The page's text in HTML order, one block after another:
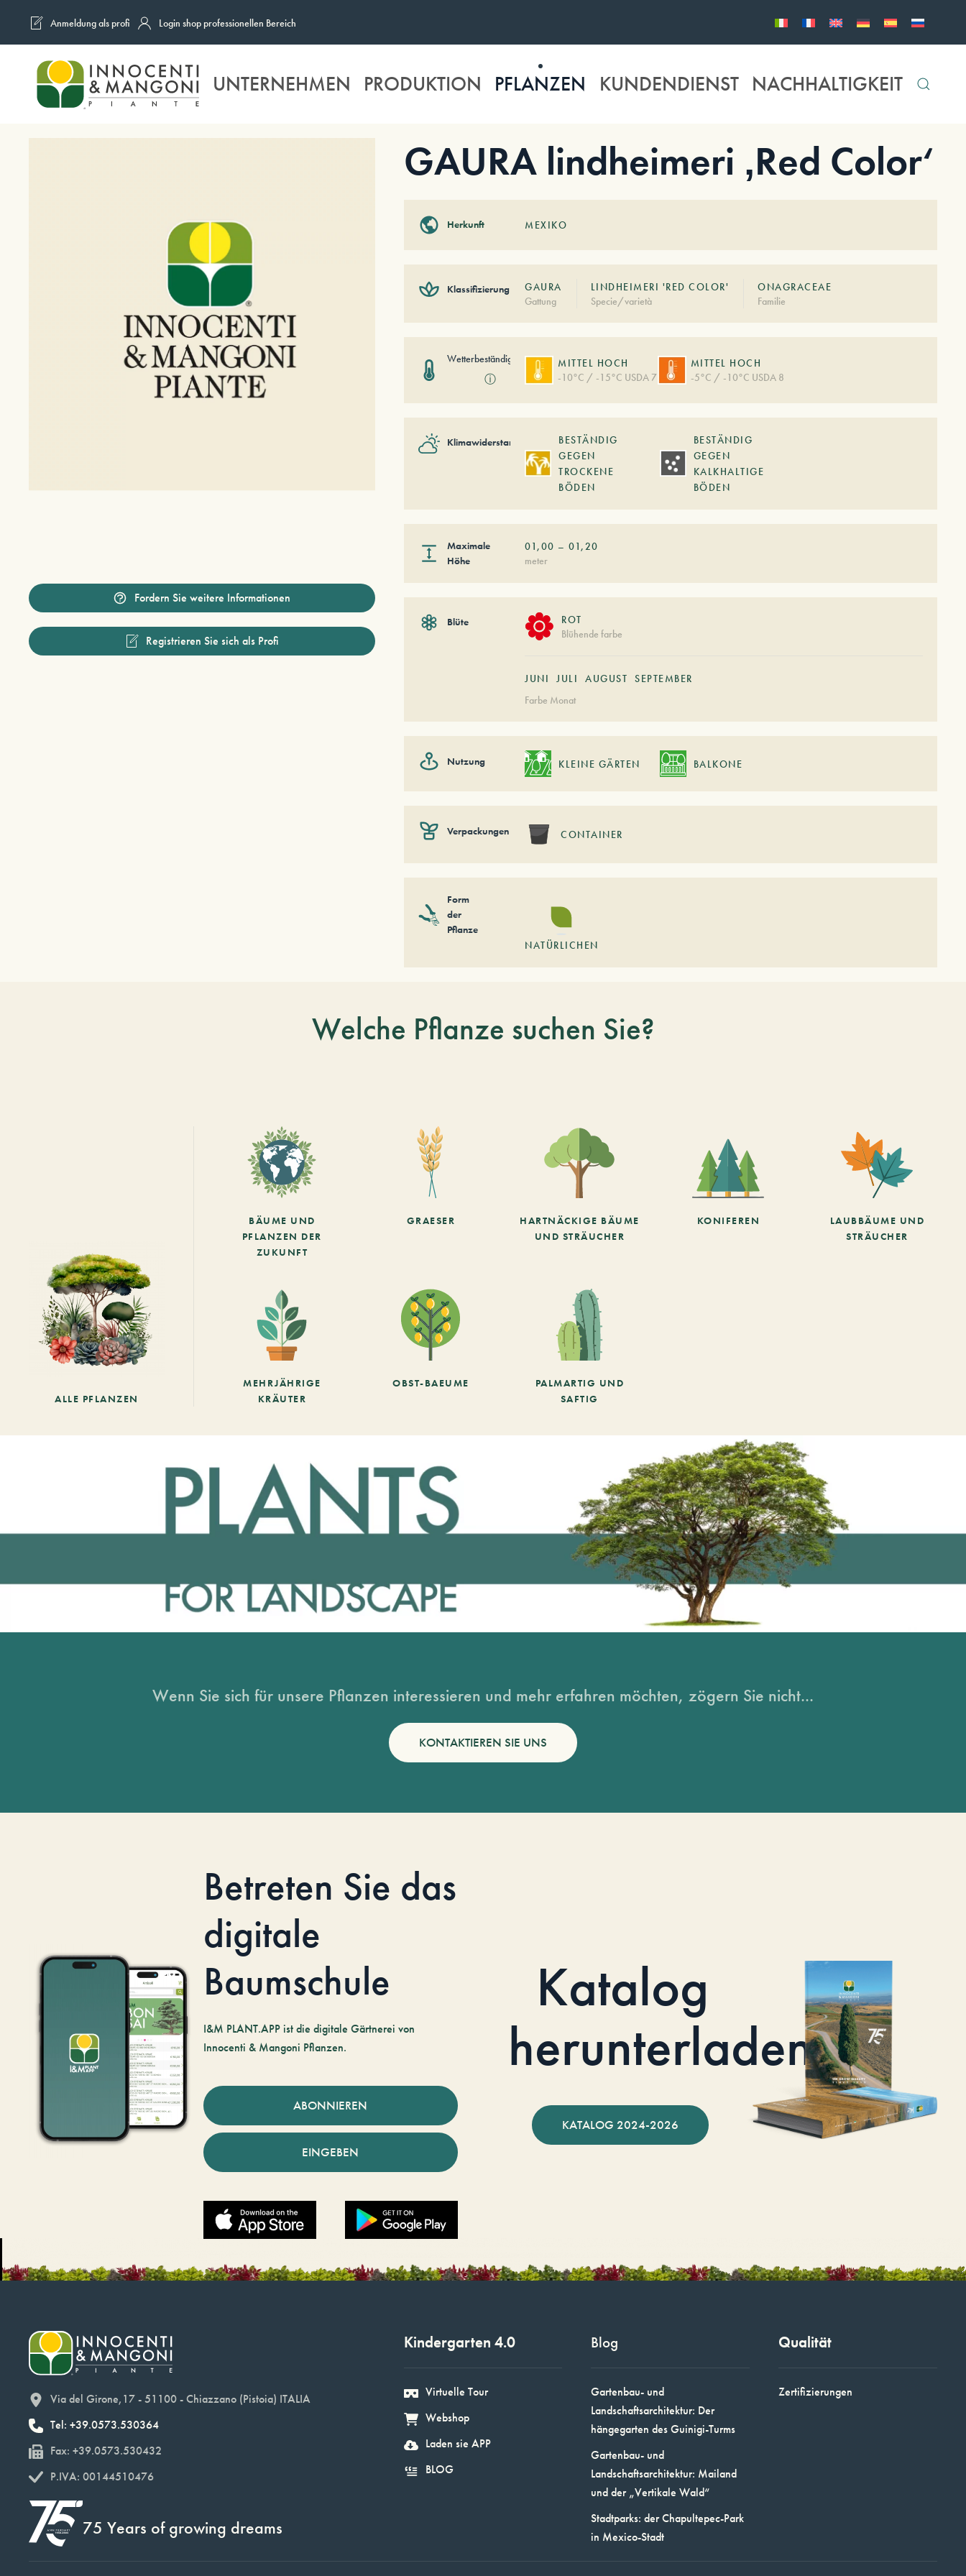
Skip to main content
Anmeldung als profi Login shop professionellen Bereich
UNTERNEHMEN PRODUKTION PFLANZEN KUNDENDIENST NACHHALTIGKEIT
Fordern Sie weitere Informationen
Registrieren Sie sich als Profi
GAURA lindheimeri ‚Red Color‘
Herkunft MEXIKO
Klassifizierung
GAURA
Gattung
LINDHEIMERI 'RED COLOR'
Specie/varietà
ONAGRACEAE
Familie
Wetterbeständigkeit
ⓘ
MITTEL HOCH
-10°C / -15°C USDA 7
MITTEL HOCH
-5°C / -10°C USDA 8
Klimawiderstand
BESTÄNDIG
GEGEN
TROCKENE
BÖDEN
BESTÄNDIG
GEGEN
KALKHALTIGE
BÖDEN
Maximale
Höhe
01,00 –01,20
meter
Blüte
ROT
Blühende farbe
JUNI JULI AUGUST
SEPTEMBER
Farbe Monat
Nutzung KLEINE GÄRTEN BALKONE
Verpackungen CONTAINER
Form
der
Pflanze
NATÜRLICHEN
Welche Pflanze suchen Sie?
ALLE PFLANZEN
BÄUME UND
PFLANZEN DER
ZUKUNFT
GRAESER
HARTNÄCKIGE BÄUME
UND STRÄUCHER
KONIFEREN
LAUBBÄUME UND
STRÄUCHER
MEHRJÄHRIGE
KRÄUTER
OBST-BAEUME
PALMARTIG UND
SAFTIG
Wenn Sie sich für unsere Pflanzen interessieren und mehr erfahren möchten, zögern Sie nicht...
KONTAKTIEREN SIE UNS
Betreten Sie das
digitale
Baumschule
I&M PLANT.APP ist die digitale Gärtnerei von
Innocenti & Mangoni Pflanzen.
ABONNIEREN
EINGEBEN
Katalog
herunterladen
KATALOG 2024-2026
Via del Girone,17 - 51100 - Chiazzano (Pistoia) ITALIA
Tel: +39.0573.530364
Fax: +39.0573.530432
P.IVA: 00144510476
75 Years of growing dreams
Kindergarten 4.0
Virtuelle Tour
Webshop
Laden sie APP
BLOG
Blog
Gartenbau- und
Landschaftsarchitektur: Der
hängegarten des Guinigi-Turms
Gartenbau- und
Landschaftsarchitektur: Mailand
und der „Vertikale Wald“
Stadtparks: der Chapultepec-Park
in Mexico-Stadt
Qualität
Zertifizierungen